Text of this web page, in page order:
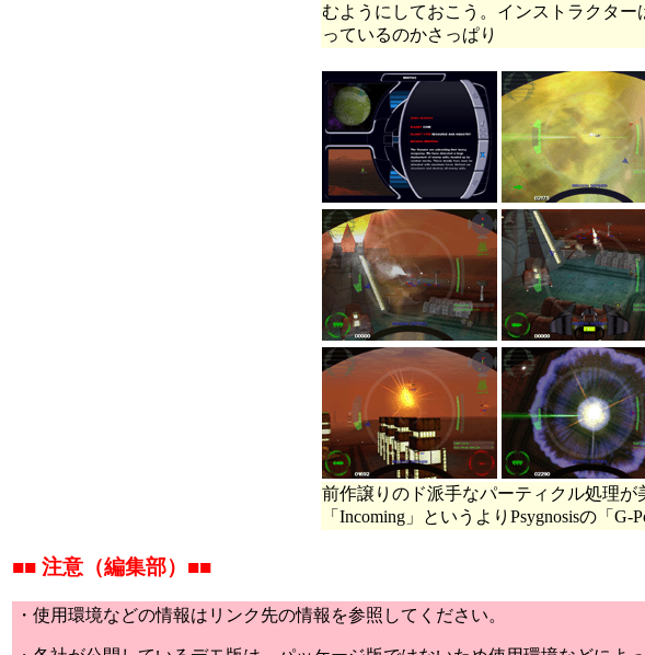
むようにしておこう。インストラクター
っているのかさっぱり
前作譲りのド派手なパーティクル処理が
「Incoming」というよりPsygnosisの「
■■ 注意（編集部）■■
・使用環境などの情報はリンク先の情報を参照してください。